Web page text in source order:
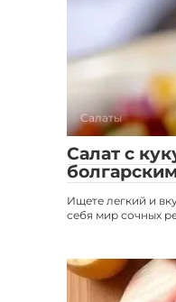
Салаты
Салат с
Ищете легкий и
себя мир сочных